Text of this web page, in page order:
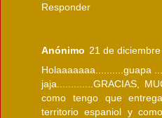
Responder
Anónimo 21 de
Holaaaaaaa..........guapa
jaja.............GRACIAS,
como tengo que
territorio espaniol y